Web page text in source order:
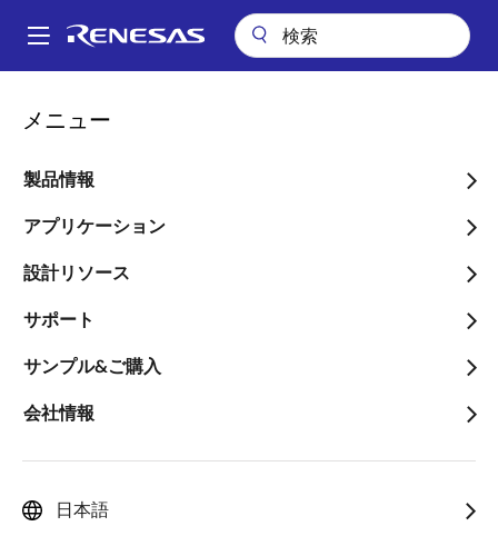
ン
Main
メニュー
製品情報
アプリケーション
設計リソース
サポート
サンプル&ご購入
会社情報
日本語
パ
ン
く
ず
紹介
像
Principal Software Engineer
公開日:2022年12月20日
背景